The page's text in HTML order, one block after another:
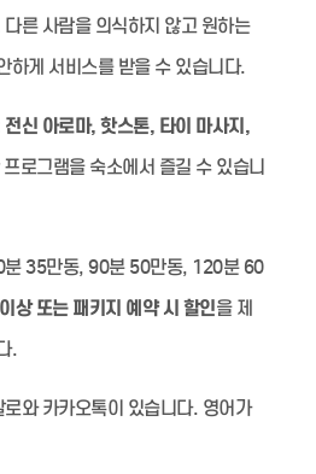
른 사람을 의식하지 않고 원하는
하게 서비스를 받을 수 있습니다.
전신 아로마, 핫스톤, 타이 마사지,
로그램을 숙소에서 즐길 수 있습니
분 35만동, 90분 50만동, 120분 60
상 또는 패키지 예약 시 할인을 제
.
로와 카카오톡이 있습니다. 영어가